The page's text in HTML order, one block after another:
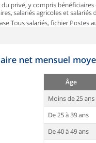
du privé, y compris
salariés agricoles et
Tous salariés, fichier Postes
net mensuel
Âge
Moins de 25 ans
De 25 à 39 ans
De 40 à 49 ans